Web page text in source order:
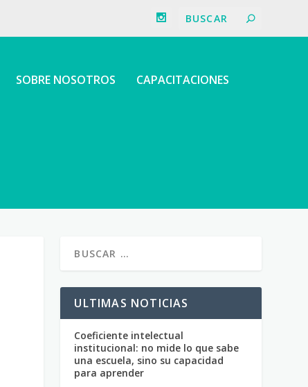
SOBRE NOSOTROS CAPACITACIONES
ULTIMAS NOTICIAS
Coeficiente intelectual
institucional: no mide lo que sabe
una escuela, sino su capacidad
para aprender